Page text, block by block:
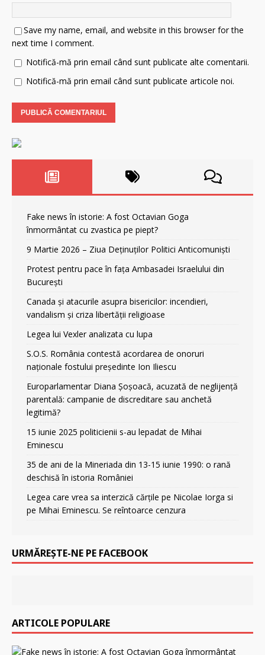
Save my name, email, and website in this browser for the
next time I comment.
Notifică-mă prin email când sunt publicate alte comentarii.
Notifică-mă prin email când sunt publicate articole noi.
Fake news în istorie: A fost Octavian Goga
înmormântat cu zvastica pe piept?
9 Martie 2026 – Ziua Deținuților Politici Anticomuniști
Protest pentru pace în fața Ambasadei Israelului din
București
Canada și atacurile asupra bisericilor: incendieri,
vandalism și criza libertății religioase
Legea lui Vexler analizata cu lupa
S.O.S. România contestă acordarea de onoruri
naționale fostului președinte Ion Iliescu
Europarlamentar Diana Șoșoacă, acuzată de neglijență
parentală: campanie de discreditare sau anchetă
legitimă?
15 iunie 2025 politicienii s-au lepadat de Mihai
Eminescu
35 de ani de la Mineriada din 13-15 iunie 1990: o rană
deschisă în istoria României
Legea care vrea sa interzică cărțile pe Nicolae Iorga si
pe Mihai Eminescu. Se reîntoarce cenzura
URMĂREȘTE-NE PE FACEBOOK
ARTICOLE POPULARE